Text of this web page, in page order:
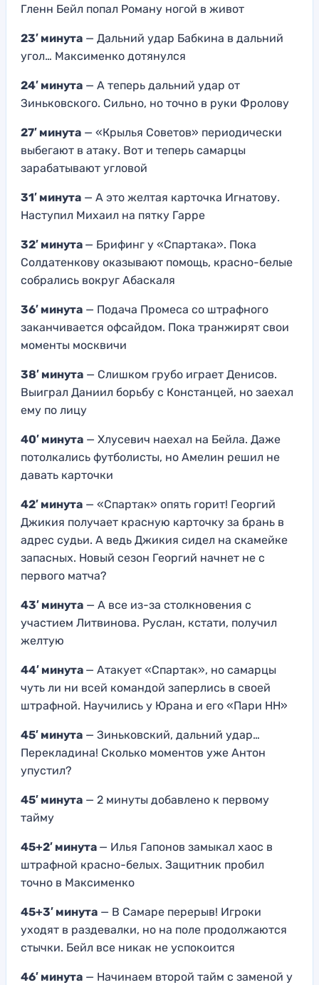
Гленн Бейл попал Роману ногой в живот
23′ минута — Дальний удар Бабкина в дальний
угол… Максименко дотянулся
24′ минута — А теперь дальний удар от
Зиньковского. Сильно, но точно в руки Фролову
27′ минута — «Крылья Советов» периодически
выбегают в атаку. Вот и теперь самарцы
зарабатывают угловой
31′ минута — А это желтая карточка Игнатову.
Наступил Михаил на пятку Гарре
32′ минута — Брифинг у «Спартака». Пока
Солдатенкову оказывают помощь, красно-белые
собрались вокруг Абаскаля
36′ минута — Подача Промеса со штрафного
заканчивается офсайдом. Пока транжирят свои
моменты москвичи
38′ минута — Слишком грубо играет Денисов.
Выиграл Даниил борьбу с Констанцей, но заехал
ему по лицу
40′ минута — Хлусевич наехал на Бейла. Даже
потолкались футболисты, но Амелин решил не
давать карточки
42′ минута — «Спартак» опять горит! Георгий
Джикия получает красную карточку за брань в
адрес судьи. А ведь Джикия сидел на скамейке
запасных. Новый сезон Георгий начнет не с
первого матча?
43′ минута — А все из-за столкновения с
участием Литвинова. Руслан, кстати, получил
желтую
44′ минута — Атакует «Спартак», но самарцы
чуть ли ни всей командой заперлись в своей
штрафной. Научились у Юрана и его «Пари НН»
45′ минута — Зиньковский, дальний удар…
Перекладина! Сколько моментов уже Антон
упустил?
45′ минута — 2 минуты добавлено к первому
тайму
45+2′ минута — Илья Гапонов замыкал хаос в
штрафной красно-белых. Защитник пробил
точно в Максименко
45+3′ минута — В Самаре перерыв! Игроки
уходят в раздевалки, но на поле продолжаются
стычки. Бейл все никак не успокоится
46′ минута — Начинаем второй тайм с заменой у